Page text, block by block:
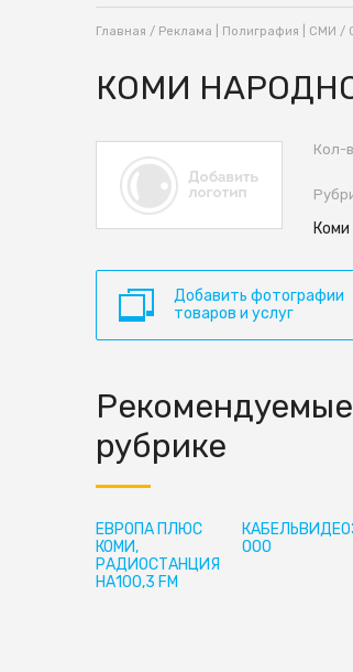
Главная / Реклама | Полиграфия | СМИ /
КОМИ
Кол-
Добавить фотографии
товаров и услуг
рубрике
ЕВРОПА ПЛЮС
КОМИ,
РАДИОСТАНЦИЯ
НА100,3 FM
ООО